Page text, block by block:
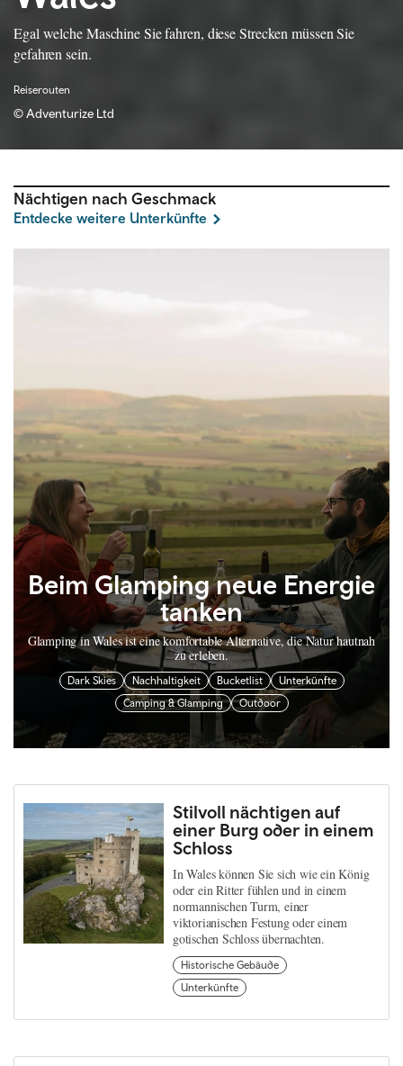
Egal welche Maschine Sie fahren, diese Strecken müssen Sie
gefahren sein.
Reiserouten
©Adventurize Ltd
Nächtigen nach Geschmack
Entdecke weitere Unterkünfte
Beim Glamping neue Energie
tanken
Glamping in Wales ist eine komfortable Alternative, die Natur hautnah
zu erleben.
Dark Skies Nachhaltigkeit Bucketlist
Unterkünfte
Camping & Glamping
Outdoor
Stilvoll nächtigen auf
einer Burg oder in einem
Schloss
In Wales können Sie sich wie ein König
oder ein Ritter fühlen und in einem
normannischen Turm, einer
viktorianischen Festung oder einem
gotischen Schloss übernachten.
Historische Gebäude
Unterkünfte